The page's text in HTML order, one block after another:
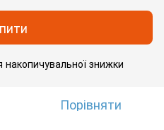
знижки
Порівняти